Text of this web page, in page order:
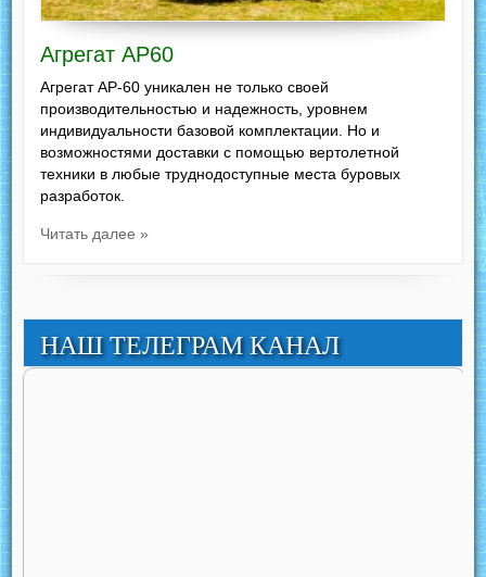
Агрегат АР60
Агрегат АР-60 уникален не только своей
производительностью и надежность, уровнем
индивидуальности базовой комплектации. Но и
возможностями доставки с помощью вертолетной
техники в любые труднодоступные места буровых
разработок.
Читать далее »
НАШ ТЕЛЕГРАМ КАНАЛ